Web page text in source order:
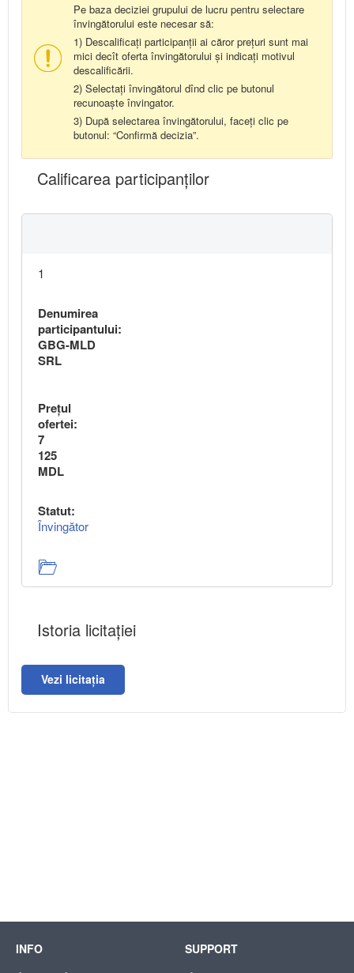
Pe baza deciziei grupului de lucru pentru selectare
învingătorului este necesar să:
1) Descalificați participanții ai căror prețuri sunt mai
mici decît oferta învingătorului și indicați motivul
descalificării.
2) Selectați învingătorul dînd clic pe butonul
recunoaște învingator.
3) După selectarea învingătorului, faceți clic pe
butonul: “Confirmă decizia”.
Calificarea participanţilor
1
Denumirea
participantului:
GBG-MLD
SRL
Preţul
ofertei:
7
125
MDL
Statut:
Învingător
Istoria licitației
Vezi licitația
INFO SUPPORT